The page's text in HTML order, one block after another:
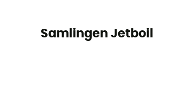
Samlingen Jetboil